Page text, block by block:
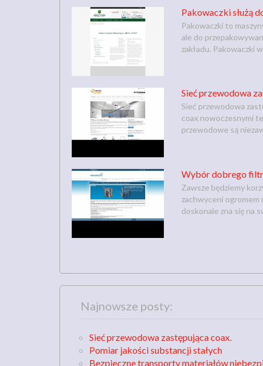
Pakowaczki służą
Pakowaczki to
ale do
zakładu. Pakowaczki
Sieć przewodowa
Sieć przewodowa
coax nowoczesnymi
przewodowe są
Wybór dobrego
Zawsze będziemy
zachwyceni ogromem
doskonale zna się na
Najnowsze posty:
Sieć przewodowa zastępująca coax.
Pomiar jakości substancji stałych
Bezpieczne transporty materiałów